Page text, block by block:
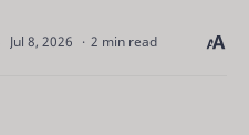
2 min read